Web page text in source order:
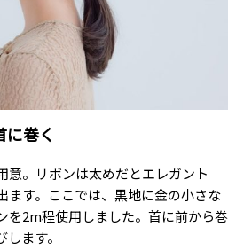
巻く
意。リボンは太めだとエレガント
ます。ここでは、黒地に金の小さな
を2m程使用しました。首に前から巻
ます。